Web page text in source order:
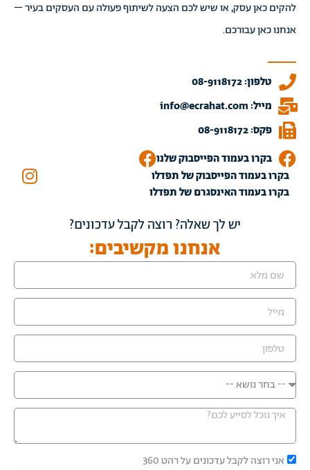
להקים כאן עסק, או שיש לכם הצעה לשיתוף פעולה עם העסקים בעיר –
אנחנו כאן עבורכם.
טלפון: 08-9118172
מייל: info@ecrahat.com
פקס: 08-9118172
בקרו בעמוד הפייסבוק שלנו
בקרו בעמוד הפייסבוק של תפדלו
בקרו בעמוד האינסגרם של תפדלו
יש לך שאלה? רוצה לקבל עדכונים?
אנחנו מקשיבים:
אני רוצה לקבל עדכונים על רהט 360